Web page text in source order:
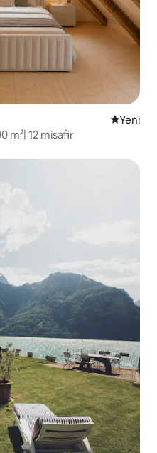
Yeni
Yeni
m²| 12 misafir
arasında